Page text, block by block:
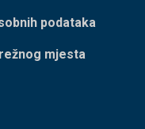
podataka
mjesta